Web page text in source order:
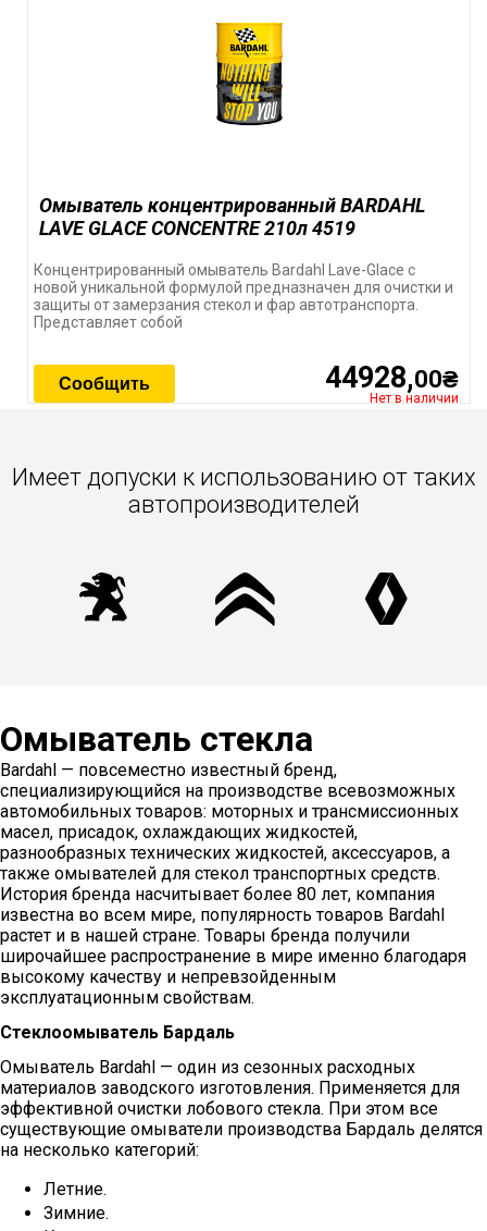
Омыватель концентрированный BARDAHL
LAVE GLACE CONCENTRE 210л 4519
Концентрированный омыватель Bardahl Lave-Glace с
новой уникальной формулой предназначен для очистки и
защиты от замерзания стекол и фар автотранспорта.
Представляет собой
44928,00₴
Нет в наличии
Сообщить
Имеет допуски к использованию от таких
автопроизводителей
Омыватель стекла
Bardahl — повсеместно известный бренд,
специализирующийся на производстве всевозможных
автомобильных товаров: моторных и трансмиссионных
масел, присадок, охлаждающих жидкостей,
разнообразных технических жидкостей, аксессуаров, а
также омывателей для стекол транспортных средств.
История бренда насчитывает более 80 лет, компания
известна во всем мире, популярность товаров Bardahl
растет и в нашей стране. Товары бренда получили
широчайшее распространение в мире именно благодаря
высокому качеству и непревзойденным
эксплуатационным свойствам.
Стеклоомыватель Бардаль
Омыватель Bardahl — один из сезонных расходных
материалов заводского изготовления. Применяется для
эффективной очистки лобового стекла. При этом все
существующие омыватели производства Бардаль делятся
на несколько категорий:
Летние.
Зимние.